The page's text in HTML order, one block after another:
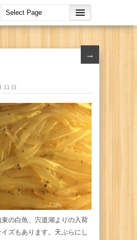
→
11 日
の白魚、宍道湖よりの入荷
ズもあります。天ぷらにし